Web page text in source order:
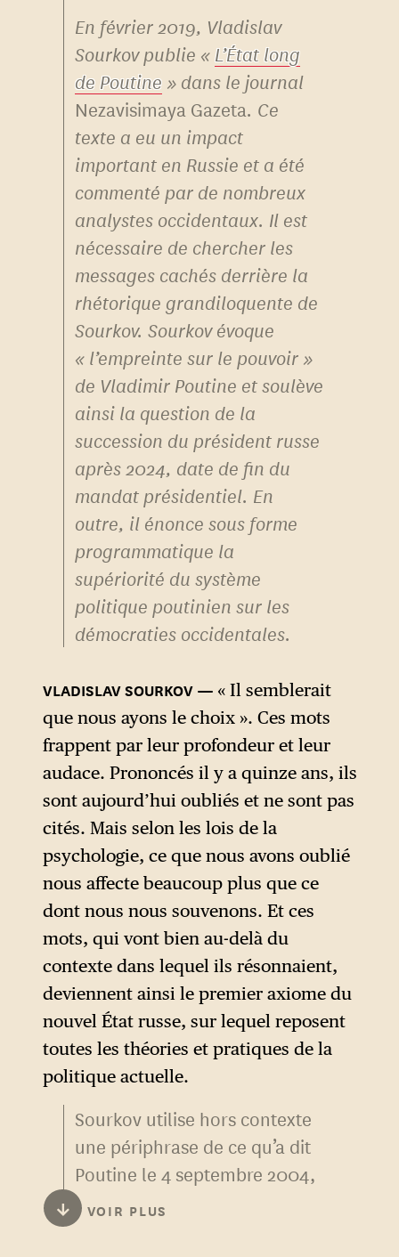
En février 2019, Vladislav
Sourkov publie «L’État long
de Poutine» dans le journal
Nezavisimaya Gazeta. Ce
texte a eu un impact
important en Russie et a été
commenté par de nombreux
analystes occidentaux. Il est
nécessaire de chercher les
messages cachés derrière la
rhétorique grandiloquente de
Sourkov. Sourkov évoque
« l’empreinte sur le pouvoir »
de Vladimir Poutine et soulève
ainsi la question de la
succession du président russe
après 2024, date de fin du
mandat présidentiel. En
outre, il énonce sous forme
programmatique la
supériorité du système
politique poutinien sur les
démocraties occidentales.
« Il semblerait
que nous ayons le choix ». Ces mots
frappent par leur profondeur et leur
audace. Prononcés il y a quinze ans, ils
sont aujourd’hui oubliés et ne sont pas
cités. Mais selon les lois de la
psychologie, ce que nous avons oublié
nous affecte beaucoup plus que ce
dont nous nous souvenons. Et ces
mots, qui vont bien au-delà du
contexte dans lequel ils résonnaient,
deviennent ainsi le premier axiome du
nouvel État russe, sur lequel reposent
toutes les théories et pratiques de la
politique actuelle.
Sourkov utilise hors contexte
une périphrase de ce qu’a dit
Poutine le 4 septembre 2004,
le lendemain de l’assaut des
forces spéciales russes à
↓ VOIR PLUS